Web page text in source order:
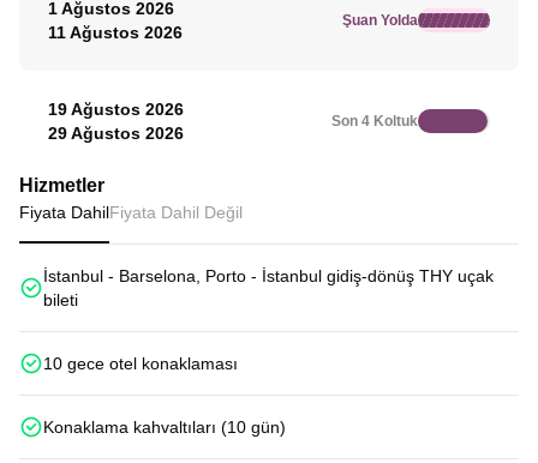
1 Ağustos 2026
11 Ağustos 2026
Şuan Yolda
19 Ağustos 2026
29 Ağustos 2026
Son 4 Koltuk
Hizmetler
Fiyata DahilFiyata Dahil Değil
İstanbul - Barselona, Porto - İstanbul gidiş-dönüş THY uçak
bileti
10 gece otel konaklaması
Konaklama kahvaltıları (10 gün)